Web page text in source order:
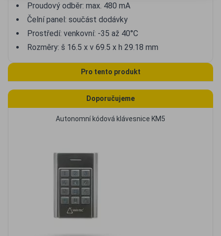
Proudový odběr: max. 480 mA
Čelní panel: součást dodávky
Prostředí: venkovní: -35 až 40°C
Rozměry: š 16.5 x v 69.5 x h 29.18 mm
Pro tento produkt
Doporučujeme
Autonomní kódová klávesnice KM5